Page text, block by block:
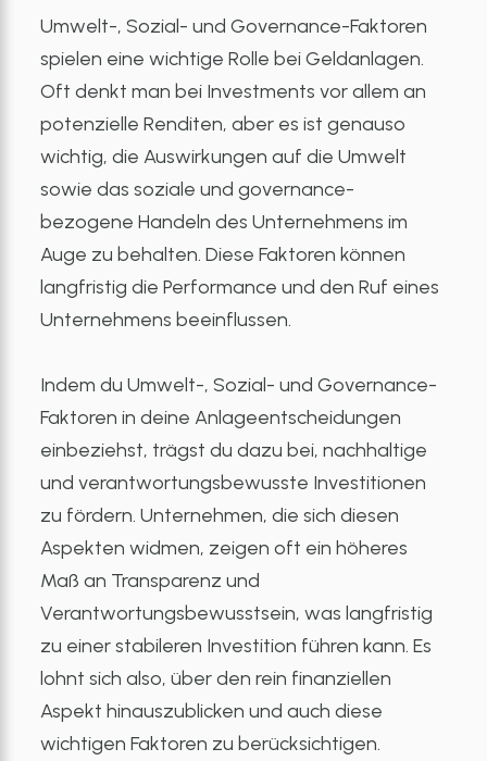
Umwelt-, Sozial- und Governance-Faktoren
spielen eine wichtige Rolle bei Geldanlagen.
Oft denkt man bei Investments vor allem an
potenzielle Renditen, aber es ist genauso
wichtig, die Auswirkungen auf die Umwelt
sowie das soziale und governance-
bezogene Handeln des Unternehmens im
Auge zu behalten. Diese Faktoren können
langfristig die Performance und den Ruf eines
Unternehmens beeinflussen.
Indem du Umwelt-, Sozial- und Governance-
Faktoren in deine Anlageentscheidungen
einbeziehst, trägst du dazu bei, nachhaltige
und verantwortungsbewusste Investitionen
zu fördern. Unternehmen, die sich diesen
Aspekten widmen, zeigen oft ein höheres
Maß an Transparenz und
Verantwortungsbewusstsein, was langfristig
zu einer stabileren Investition führen kann. Es
lohnt sich also, über den rein finanziellen
Aspekt hinauszublicken und auch diese
wichtigen Faktoren zu berücksichtigen.